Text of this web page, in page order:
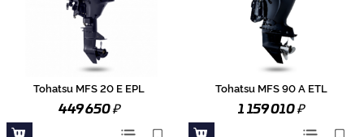
Tohatsu MFS 20 E EPL
449 650₽
Tohatsu MFS 90 A ETL
1 159 010₽